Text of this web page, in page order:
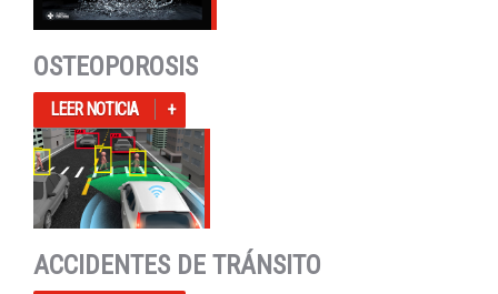
OSTEOPOROSIS
LEER NOTICIA
ACCIDENTES DE TRÁNSITO